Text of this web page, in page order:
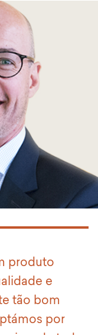
produto
e
tão bom
por